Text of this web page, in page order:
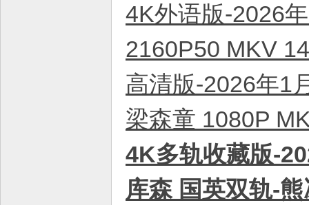
4K外语版-2026
2160P50 MKV
高清版-2026年1
梁森童 1080P
4K多轨收藏版-
库森 国英双轨-